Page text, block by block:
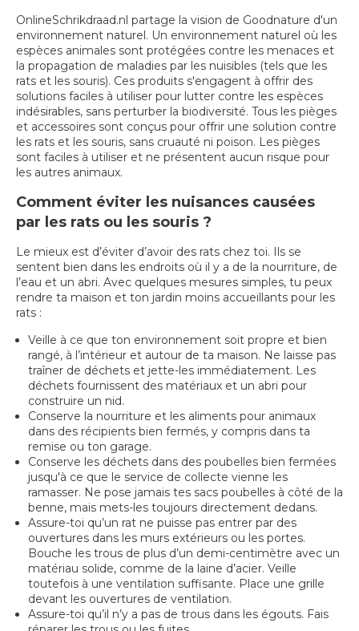
OnlineSchrikdraad.nl partage la vision de Goodnature d'un
environnement naturel. Un environnement naturel où les
espèces animales sont protégées contre les menaces et
la propagation de maladies par les nuisibles (tels que les
rats et les souris). Ces produits s'engagent à offrir des
solutions faciles à utiliser pour lutter contre les espèces
indésirables, sans perturber la biodiversité. Tous les pièges
et accessoires sont conçus pour offrir une solution contre
les rats et les souris, sans cruauté ni poison. Les pièges
sont faciles à utiliser et ne présentent aucun risque pour
les autres animaux.
Comment éviter les nuisances causées
par les rats ou les souris ?
Le mieux est d’éviter d’avoir des rats chez toi. Ils se
sentent bien dans les endroits où il y a de la nourriture, de
l’eau et un abri. Avec quelques mesures simples, tu peux
rendre ta maison et ton jardin moins accueillants pour les
rats :
Veille à ce que ton environnement soit propre et bien
rangé, à l’intérieur et autour de ta maison. Ne laisse pas
traîner de déchets et jette-les immédiatement. Les
déchets fournissent des matériaux et un abri pour
construire un nid.
Conserve la nourriture et les aliments pour animaux
dans des récipients bien fermés, y compris dans ta
remise ou ton garage.
Conserve les déchets dans des poubelles bien fermées
jusqu'à ce que le service de collecte vienne les
ramasser. Ne pose jamais tes sacs poubelles à côté de la
benne, mais mets-les toujours directement dedans.
Assure-toi qu’un rat ne puisse pas entrer par des
ouvertures dans les murs extérieurs ou les portes.
Bouche les trous de plus d’un demi-centimètre avec un
matériau solide, comme de la laine d’acier. Veille
toutefois à une ventilation suffisante. Place une grille
devant les ouvertures de ventilation.
Assure-toi qu’il n’y a pas de trous dans les égouts. Fais